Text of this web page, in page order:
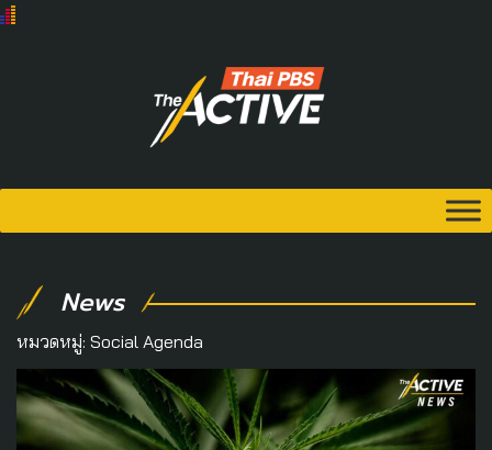
News
หมวดหมู่: Social Agenda